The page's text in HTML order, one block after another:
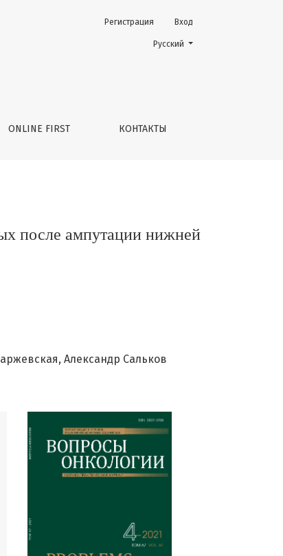
конечности
ONLINE FIRST КОНТАКТЫ
Регистрация Вход
Change the language. The
Русский
после ампутации нижней
Александр Сальков